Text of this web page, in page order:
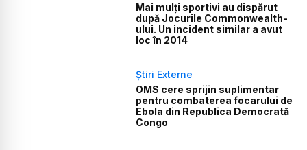
Mai mulți sportivi au dispărut
după Jocurile Commonwealth-
ului. Un incident similar a avut
loc în 2014
Știri Externe
OMS cere sprijin suplimentar
pentru combaterea focarului de
Ebola din Republica Democrată
Congo